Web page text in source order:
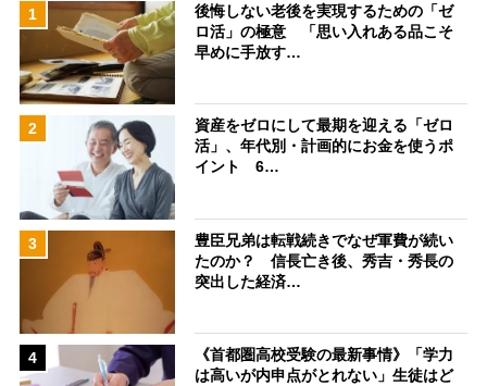
1
後悔しない老後を実現するための「ゼ
ロ活」の極意 「思い入れある品こそ
早めに手放す…
2
資産をゼロにして最期を迎える「ゼロ
活」、年代別・計画的にお金を使うポ
イント 6…
3
豊臣兄弟は転戦続きでなぜ軍費が続い
たのか？ 信長亡き後、秀吉・秀長の
突出した経済…
4
《首都圏高校受験の最新事情》「学力
は高いが内申点がとれない」生徒はど